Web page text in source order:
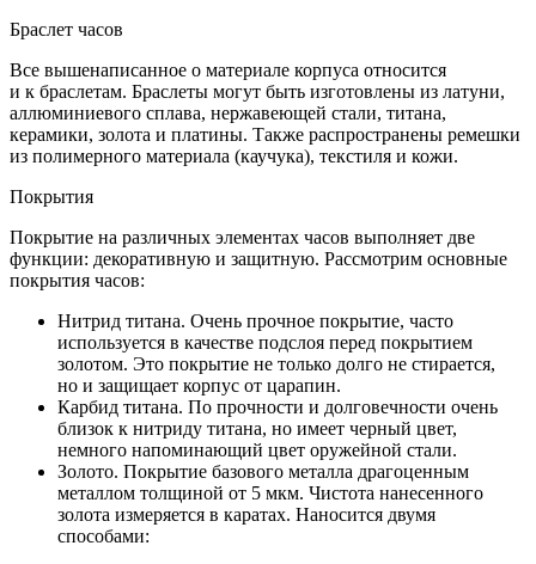
Браслет часов
Все вышенаписанное о материале корпуса относится
и к браслетам. Браслеты могут быть изготовлены из латуни,
аллюминиевого сплава, нержавеющей стали, титана,
керамики, золота и платины. Также распространены ремешки
из полимерного материала (каучука), текстиля и кожи.
Покрытия
Покрытие на различных элементах часов выполняет две
функции: декоративную и защитную. Рассмотрим основные
покрытия часов:
Нитрид титана. Очень прочное покрытие, часто
используется в качестве подслоя перед покрытием
золотом. Это покрытие не только долго не стирается,
но и защищает корпус от царапин.
Карбид титана. По прочности и долговечности очень
близок к нитриду титана, но имеет черный цвет,
немного напоминающий цвет оружейной стали.
Золото. Покрытие базового металла драгоценным
металлом толщиной от 5 мкм. Чистота нанесенного
золота измеряется в каратах. Наносится двумя
способами: